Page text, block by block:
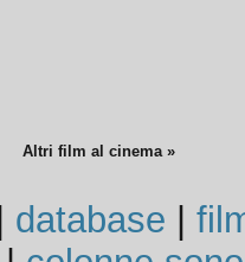
Altri film al cinema »
database